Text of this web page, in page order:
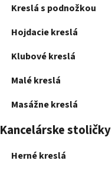
Kreslá s podnožkou
Hojdacie kreslá
Klubové kreslá
Malé kreslá
Masážne kreslá
Kancelárske
Herné kreslá